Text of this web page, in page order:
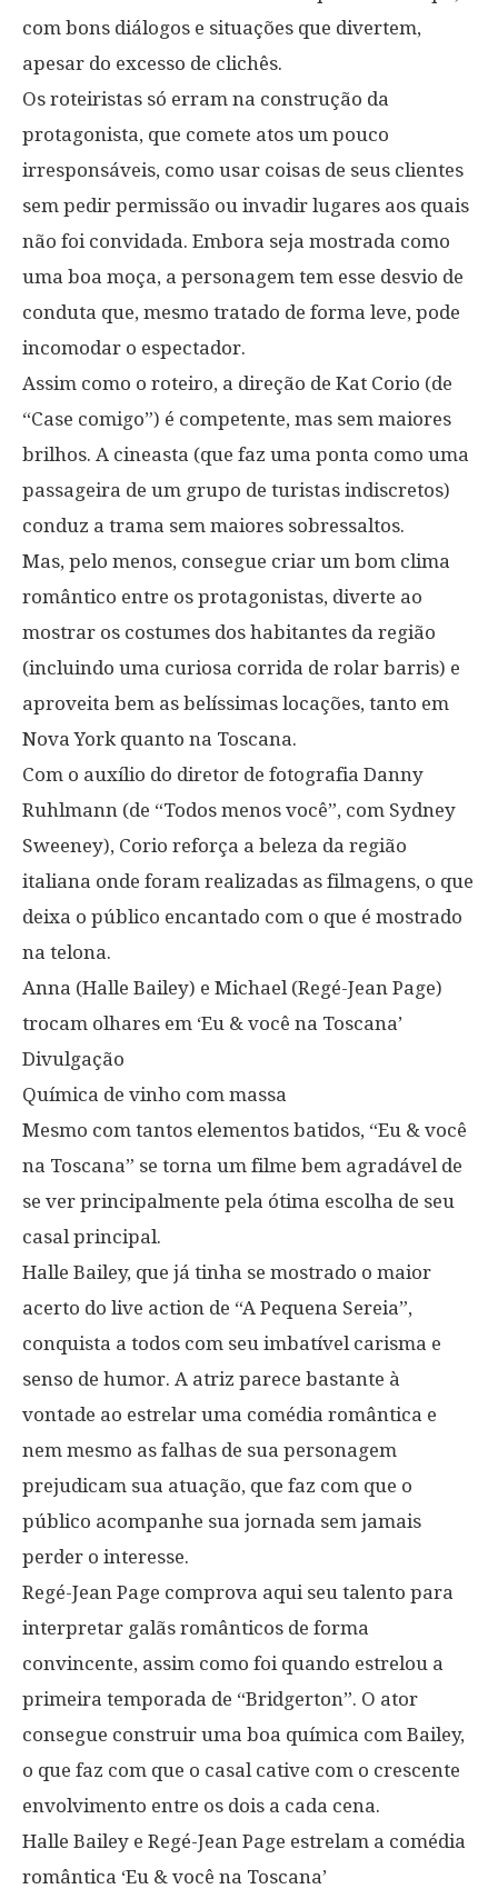
com bons diálogos e situações que divertem,
apesar do excesso de clichês.
Os roteiristas só erram na construção da
protagonista, que comete atos um pouco
irresponsáveis, como usar coisas de seus clientes
sem pedir permissão ou invadir lugares aos quais
não foi convidada. Embora seja mostrada como
uma boa moça, a personagem tem esse desvio de
conduta que, mesmo tratado de forma leve, pode
incomodar o espectador.
Assim como o roteiro, a direção de Kat Corio (de
“Case comigo”) é competente, mas sem maiores
brilhos. A cineasta (que faz uma ponta como uma
passageira de um grupo de turistas indiscretos)
conduz a trama sem maiores sobressaltos.
Mas, pelo menos, consegue criar um bom clima
romântico entre os protagonistas, diverte ao
mostrar os costumes dos habitantes da região
(incluindo uma curiosa corrida de rolar barris) e
aproveita bem as belíssimas locações, tanto em
Nova York quanto na Toscana.
Com o auxílio do diretor de fotografia Danny
Ruhlmann (de “Todos menos você”, com Sydney
Sweeney), Corio reforça a beleza da região
italiana onde foram realizadas as filmagens, o que
deixa o público encantado com o que é mostrado
na telona.
Anna (Halle Bailey) e Michael (Regé-Jean Page)
trocam olhares em ‘Eu & você na Toscana’
Divulgação
Química de vinho com massa
Mesmo com tantos elementos batidos, “Eu & você
na Toscana” se torna um filme bem agradável de
se ver principalmente pela ótima escolha de seu
casal principal.
Halle Bailey, que já tinha se mostrado o maior
acerto do live action de “A Pequena Sereia”,
conquista a todos com seu imbatível carisma e
senso de humor. A atriz parece bastante à
vontade ao estrelar uma comédia romântica e
nem mesmo as falhas de sua personagem
prejudicam sua atuação, que faz com que o
público acompanhe sua jornada sem jamais
perder o interesse.
Regé-Jean Page comprova aqui seu talento para
interpretar galãs românticos de forma
convincente, assim como foi quando estrelou a
primeira temporada de “Bridgerton”. O ator
consegue construir uma boa química com Bailey,
o que faz com que o casal cative com o crescente
envolvimento entre os dois a cada cena.
Halle Bailey e Regé-Jean Page estrelam a comédia
romântica ‘Eu & você na Toscana’